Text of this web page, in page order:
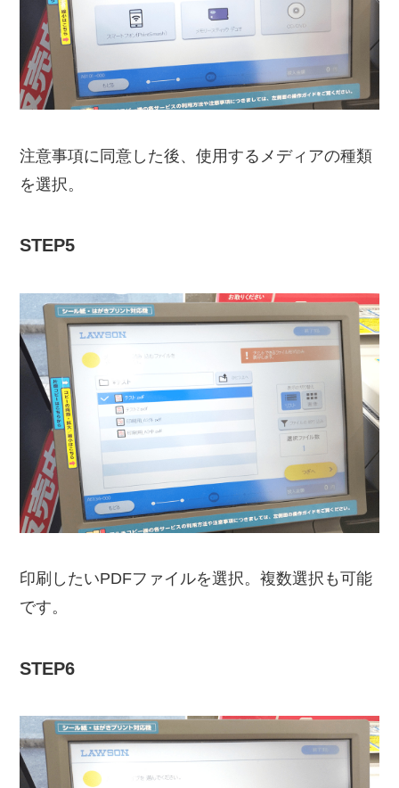
注意事項に同意した後、使用するメディアの種類
を選択。
STEP5
印刷したいPDFファイルを選択。複数選択も可能
です。
STEP6